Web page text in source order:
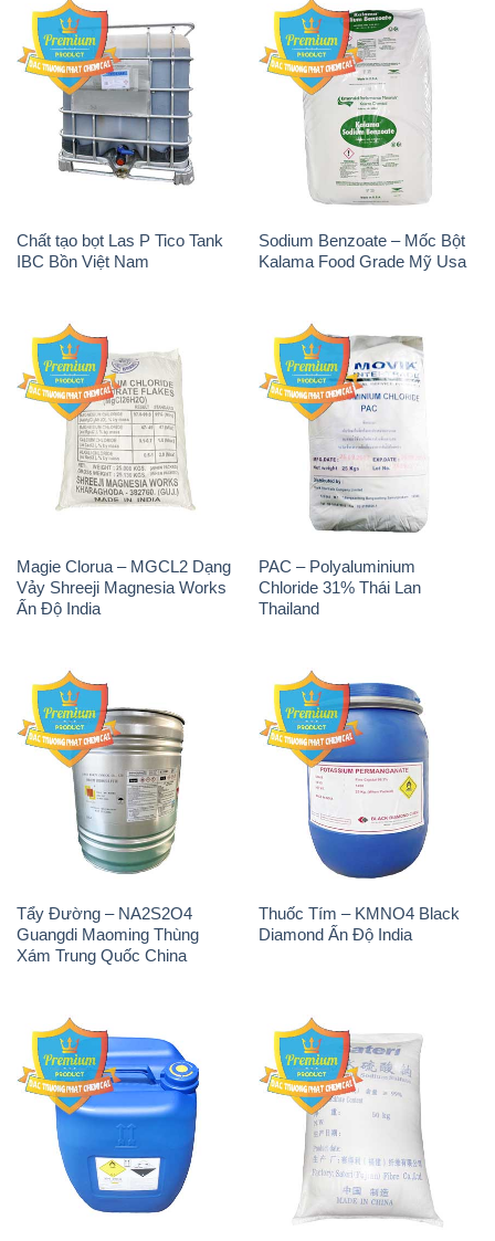
Magie Clorua – MGCL2 Dạng
Vảy Shreeji Magnesia Works
Ấn Độ India
PAC – Polyaluminium
Chloride 31% Thái Lan
Thailand
Tẩy Đường – NA2S2O4
Guangdi Maoming Thùng
Xám Trung Quốc China
Thuốc Tím – KMNO4 Black
Diamond Ấn Độ India
H2O2 – Hydrogen Peroxide
50% Taekwang Hàn Quốc
Korea
Sodium Sulphate – Muối
Sunfat Na2SO4 Sateri Trung
Quốc China
Sodium Metabisulfite –
NA2S2O5 Trung Quốc China
H2O2 – Hydrogen Peroxide
50% Evonik Indonesia